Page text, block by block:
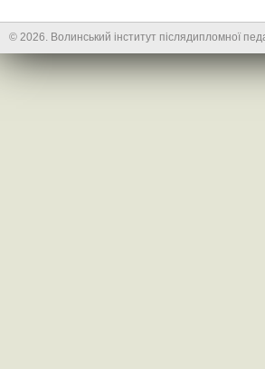
© 2026. Волинський інститут післядипломної